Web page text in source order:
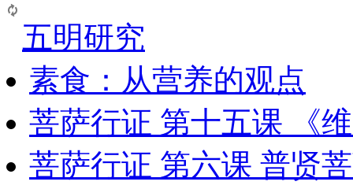
五明研究
素食：从营养的观点
菩萨行证 第十五课 《
菩萨行证 第六课 普贤